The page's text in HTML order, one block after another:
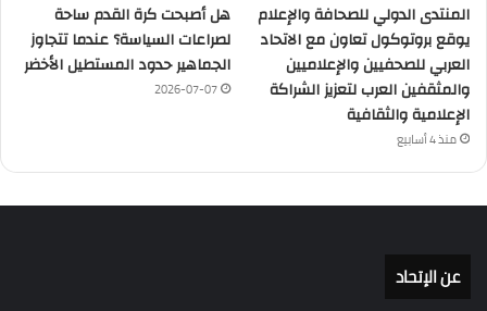
المنتدى الدولي للصحافة والإعلام
يوقع بروتوكول تعاون مع الاتحاد
العربي للصحفيين والإعلاميين
والمثقفين العرب لتعزيز الشراكة
الإعلامية والثقافية
منذ 4 أسابيع
هل أصبحت كرة القدم ساحة
لصراعات السياسة؟ عندما تتجاوز
الجماهير حدود المستطيل الأخضر
2026-07-07
عن الإتحاد